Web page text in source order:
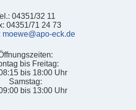
04351/32 11
04351/71 24 73
moewe@apo-eck.de
bis Freitag:
bis 18:00 Uhr
Samstag:
bis 13:00 Uhr